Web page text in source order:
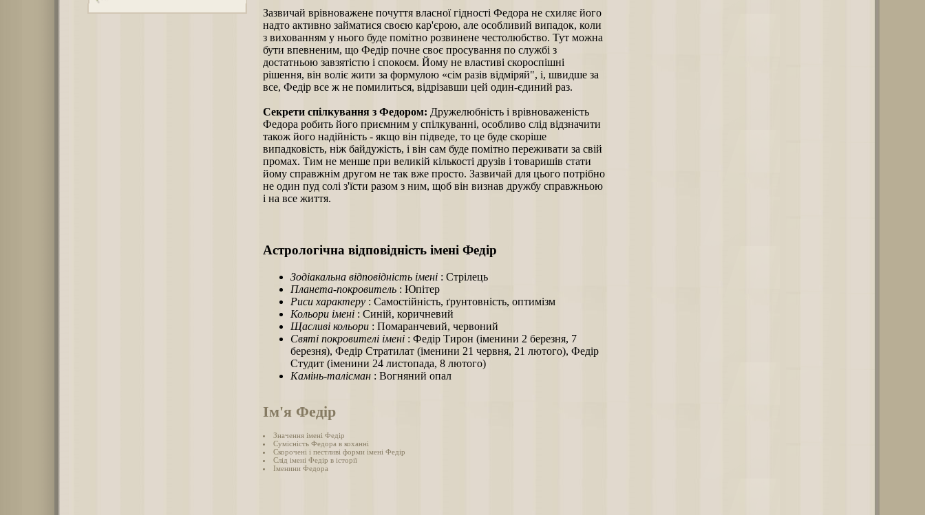
Зазвичай врівноважене почуття власної гідності Федора не схиляє його
надто активно займатися своєю кар'єрою, але особливий випадок, коли
з вихованням у нього буде помітно розвинене честолюбство. Тут можна
бути впевненим, що Федір почне своє просування по службі з
достатньою завзятістю і спокоєм. Йому не властиві скороспішні
рішення, він воліє жити за формулою «сім разів відміряй", і, швидше за
все, Федір все ж не помилиться, відрізавши цей один-єдиний раз.
Секрети спілкування з Федором: Дружелюбність і врівноваженість
Федора робить його приємним у спілкуванні, особливо слід відзначити
також його надійність - якщо він підведе, то це буде скоріше
випадковість, ніж байдужість, і він сам буде помітно переживати за свій
промах. Тим не менше при великій кількості друзів і товаришів стати
йому справжнім другом не так вже просто. Зазвичай для цього потрібно
не один пуд солі з'їсти разом з ним, щоб він визнав дружбу справжньою
і на все життя.
Астрологічна відповідність імені Федір
Зодіакальна відповідність імені : Стрілець
Планета-покровитель : Юпітер
Риси характеру : Самостійність, ґрунтовність, оптимізм
Кольори імені : Синій, коричневий
Щасливі кольори : Помаранчевий, червоний
Святі покровителі імені : Федір Тирон (іменини 2 березня, 7
березня), Федір Стратилат (іменини 21 червня, 21 лютого), Федір
Студит (іменини 24 листопада, 8 лютого)
Камінь-талісман : Вогняний опал
Ім'я Федір
Значення імені Федір
Сумісність Федора в коханні
Скорочені і пестливі форми імені Федір
Слід імені Федір в історії
Іменини Федора